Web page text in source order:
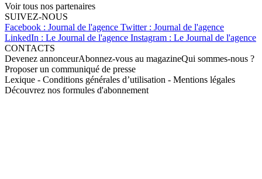
Voir tous nos partenaires
SUIVEZ-NOUS
Facebook : Journal de l'agence Twitter : Journal de l'agence
LinkedIn : Le Journal de l'agence Instagram : Le Journal de l'agence
CONTACTS
Devenez annonceurAbonnez-vous au magazineQui sommes-nous ?
Proposer un communiqué de presse
Lexique - Conditions générales d’utilisation - Mentions légales
Découvrez nos formules d'abonnement